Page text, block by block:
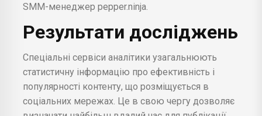
SMM-менеджер pepper.ninja.
Результати досліджень
Спеціальні сервіси аналітики узагальнюють
статистичну інформацію про ефективність і
популярності контенту, що розміщується в
соціальних мережах. Це в свою чергу дозволяє